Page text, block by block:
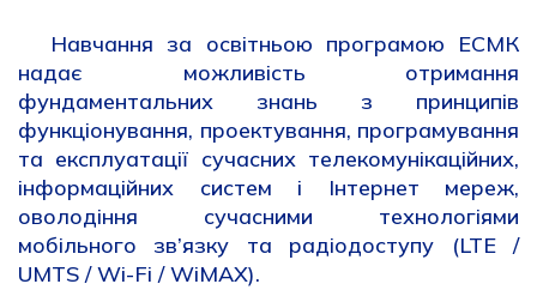
Навчання за освітньою програмою ЕСМК
надає можливість отримання
фундаментальних знань з принципів
функціонування, проектування, програмування
та експлуатації сучасних телекомунікаційних,
інформаційних систем і Інтернет мереж,
оволодіння сучасними технологіями
мобільного зв’язку та радіодоступу (LTE /
UMTS / Wi-Fi / WiMAX).